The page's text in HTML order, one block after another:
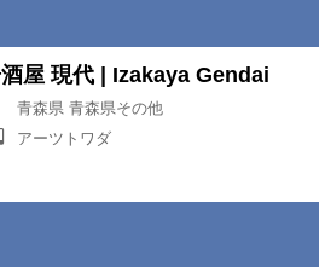
屋 現代 | Izakaya Gendai
青森県 青森県その他
アーツトワダ